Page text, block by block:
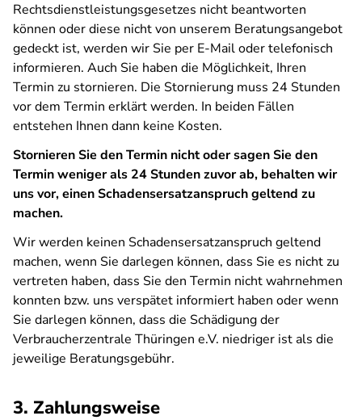
Rechtsdienstleistungsgesetzes nicht beantworten
können oder diese nicht von unserem Beratungsangebot
gedeckt ist, werden wir Sie per E-Mail oder telefonisch
informieren. Auch Sie haben die Möglichkeit, Ihren
Termin zu stornieren. Die Stornierung muss 24 Stunden
vor dem Termin erklärt werden. In beiden Fällen
entstehen Ihnen dann keine Kosten.
Stornieren Sie den Termin nicht oder sagen Sie den
Termin weniger als 24 Stunden zuvor ab, behalten wir
uns vor, einen Schadensersatzanspruch geltend zu
machen.
Wir werden keinen Schadensersatzanspruch geltend
machen, wenn Sie darlegen können, dass Sie es nicht zu
vertreten haben, dass Sie den Termin nicht wahrnehmen
konnten bzw. uns verspätet informiert haben oder wenn
Sie darlegen können, dass die Schädigung der
Verbraucherzentrale Thüringen e.V. niedriger ist als die
jeweilige Beratungsgebühr.
3. Zahlungsweise